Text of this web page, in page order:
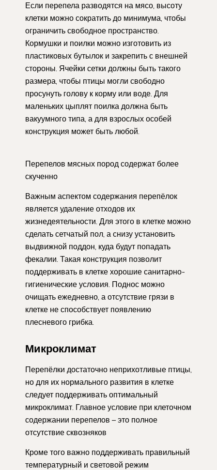
Если перепела разводятся на мясо, высоту
клетки можно сократить до минимума, чтобы
ограничить свободное пространство.
Кормушки и поилки можно изготовить из
пластиковых бутылок и закрепить с внешней
стороны. Ячейки сетки должны быть такого
размера, чтобы птицы могли свободно
просунуть голову к корму или воде. Для
маленьких цыплят поилка должна быть
вакуумного типа, а для взрослых особей
конструкция может быть любой.
Перепелов мясных пород содержат более
скученно
Важным аспектом содержания перепёлок
является удаление отходов их
жизнедеятельности. Для этого в клетке можно
сделать сетчатый пол, а снизу установить
выдвижной поддон, куда будут попадать
фекалии. Такая конструкция позволит
поддерживать в клетке хорошие санитарно-
гигиенические условия. Поднос можно
очищать ежедневно, а отсутствие грязи в
клетке не способствует появлению
плесневого грибка.
Микроклимат
Перепёлки достаточно неприхотливые птицы,
но для их нормального развития в клетке
следует поддерживать оптимальный
микроклимат. Главное условие при клеточном
содержании перепелов – это полное
отсутствие сквозняков
Кроме того важно поддерживать правильный
температурный и световой режим